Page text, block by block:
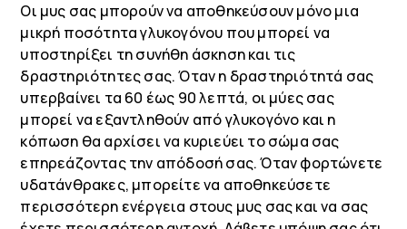
Οι μυς σας μπορούν να αποθηκεύσουν μόνο μια
μικρή ποσότητα γλυκογόνου που μπορεί να
υποστηρίξει τη συνήθη άσκηση και τις
δραστηριότητες σας. Όταν η δραστηριότητά σας
υπερβαίνει τα 60 έως 90 λεπτά, οι μύες σας
μπορεί να εξαντληθούν από γλυκογόνο και η
κόπωση θα αρχίσει να κυριεύει το σώμα σας
επηρεάζοντας την απόδοσή σας. Όταν φορτώνετε
υδατάνθρακες, μπορείτε να αποθηκεύσετε
περισσότερη ενέργεια στους μυς σας και να σας